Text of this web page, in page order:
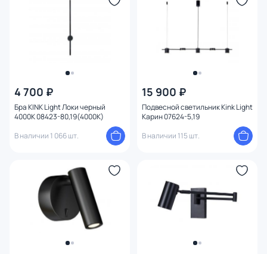
4 700 ₽
Бра KINK Light Локи черный
4000K 08423-80,19(4000K)
В наличии 1 066 шт.
15 900 ₽
Подвесной светильник Kink Light
Карин 07624-5,19
В наличии 115 шт.
Мощность ламп